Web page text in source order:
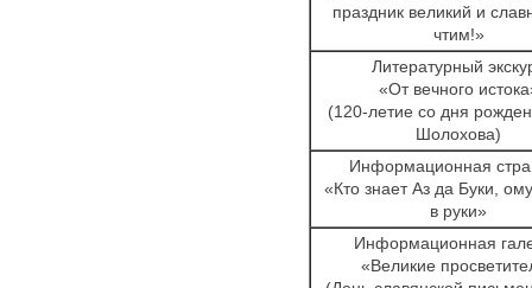
праздник великий и
чтим!»
Литературный
«От вечного
(120-летие со дня
Шолохова)
Информационная
«Кто знает Аз да Буки,
в руки»
Информационная
«Великие